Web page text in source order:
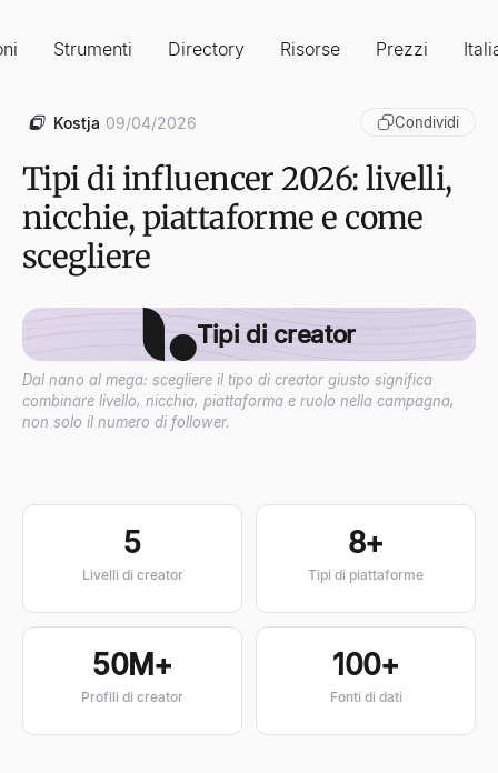
Strumenti Directory Risorse Prezzi
Kostja 09/04/2026 Condividi
Tipi di influencer 2026: livelli,
nicchie, piattaforme e come
scegliere
Tipi di creator
Dal nano al mega: scegliere il tipo di creator giusto significa
combinare livello, nicchia, piattaforma e ruolo nella campagna,
non solo il numero di follower.
5
Livelli di creator
8+
Tipi di piattaforme
50M+
Profili di creator
100+
Fonti di dati